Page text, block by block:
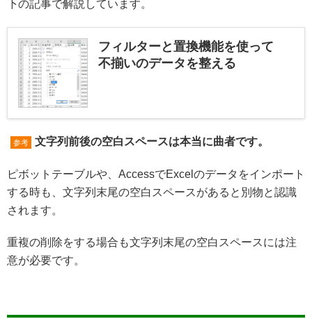
下の記事で解説しています。
フィルターと置換機能を使って
不揃いのデータを整える
参考 文字列前後の空白スペースは本当に曲者です。
ピボットテーブルや、AccessでExcelのデータをインポート
する時も、文字列末尾の空白スペースがあると別物と認識
されます。
重複の削除をする場合も文字列末尾の空白スペースには注
意が必要です。